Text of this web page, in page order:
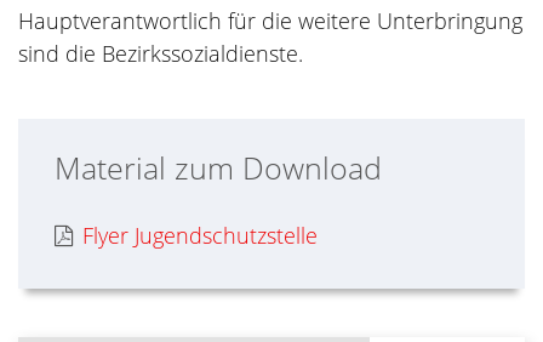
Hauptverantwortlich für die weitere Unterbringung
sind die Bezirkssozialdienste.
Material zum Download
Flyer Jugendschutzstelle